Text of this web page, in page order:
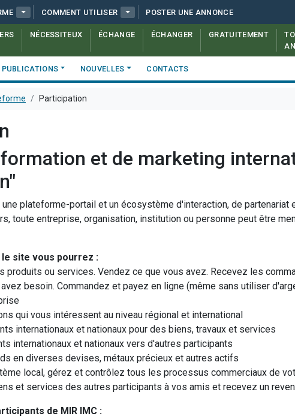
COMMENT UTILISER POSTER UNE ANNONCE
NÉCESSITEUX ÉCHANGE ÉCHANGER GRATUITEMENT
PUBLICATIONS NOUVELLES CONTACTS
Participation
et de marketing
plateforme-portail et un écosystème d'interaction, de
toute entreprise, organisation, institution ou personne peut être
site vous pourrez :
produits ou services. Vendez ce que vous avez. Recevez les
besoin. Commandez et payez en ligne (même sans utiliser
qui vous intéressent au niveau régional et international
internationaux et nationaux pour des biens, travaux et services
internationaux et nationaux vers d'autres participants
en diverses devises, métaux précieux et autres actifs
local, gérez et contrôlez tous les processus commerciaux de
et services des autres participants à vos amis et recevez un
de MIR IMC :